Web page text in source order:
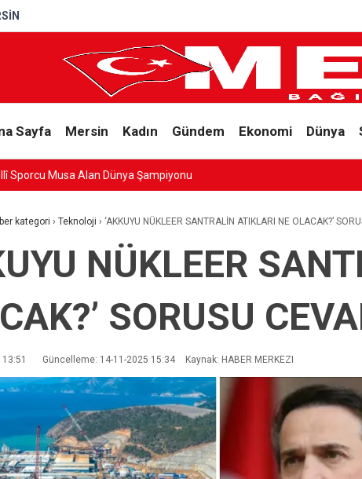
Sayfa Mersin Kadın Gündem Ekonomi Dünya
Sporcu Musa Alan Dünya Şampiyonu
kategori › Teknoloji › ‘AKKUYU NÜKLEER SANTRALİN ATIKLARI NE OLACAK?’
NÜKLEER
SORUSU
Güncelleme: 14-11-2025 15:34 Kaynak: HABER MERKEZI